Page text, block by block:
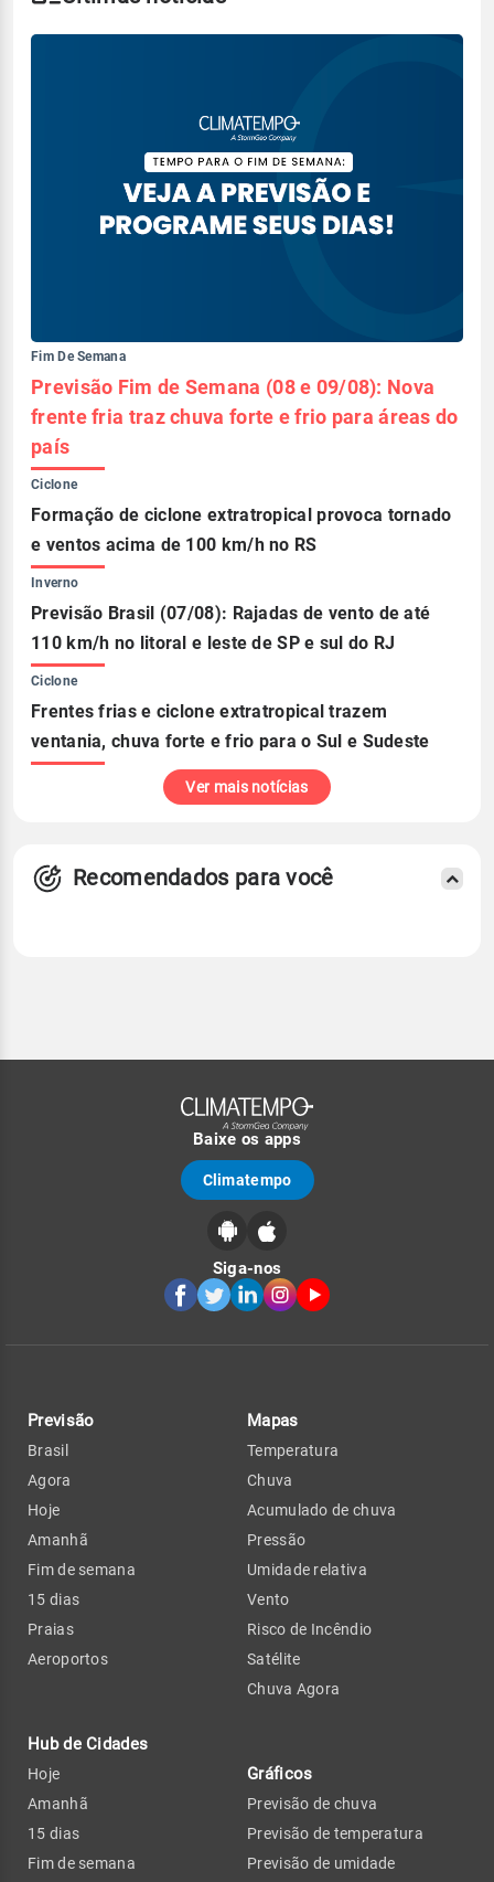
Fim De Semana
Previsão Fim de Semana (08 e 09/08): Nova
frente fria traz chuva forte e frio para áreas do
país
Ciclone
Formação de ciclone extratropical provoca tornado
e ventos acima de 100 km/h no RS
Inverno
Previsão Brasil (07/08): Rajadas de vento de até
110 km/h no litoral e leste de SP e sul do RJ
Ciclone
Frentes frias e ciclone extratropical trazem
ventania, chuva forte e frio para o Sul e Sudeste
Ver mais notícias
Recomendados para você
Baixe os apps
Climatempo
Siga-nos
Previsão
Brasil
Agora
Hoje
Amanhã
Fim de semana
15 dias
Praias
Aeroportos
Hub de Cidades
Hoje
Amanhã
15 dias
Fim de semana
Mapas
Temperatura
Chuva
Acumulado de chuva
Pressão
Umidade relativa
Vento
Risco de Incêndio
Satélite
Chuva Agora
Gráficos
Previsão de chuva
Previsão de temperatura
Previsão de umidade